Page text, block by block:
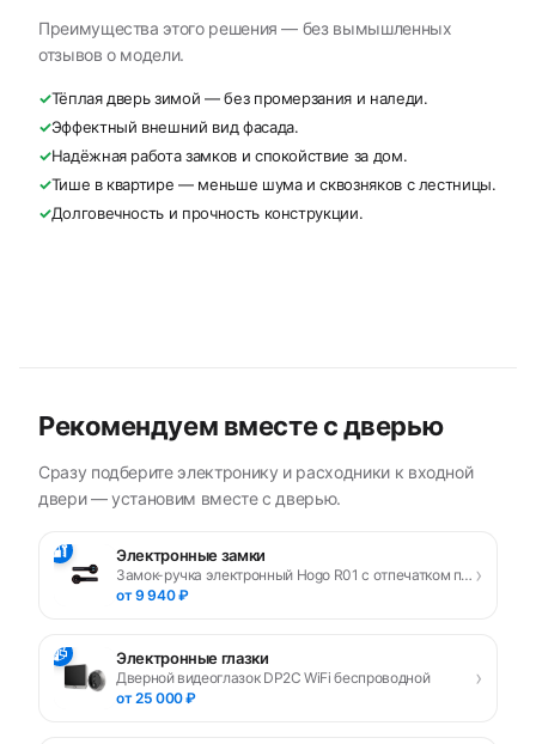
Преимущества этого решения — без вымышленных
отзывов о модели.
✓Тёплая дверь зимой — без промерзания и наледи.
✓Эффектный внешний вид фасада.
✓Надёжная работа замков и спокойствие за дом.
✓Тише в квартире — меньше шума и сквозняков с лестницы.
✓Долговечность и прочность конструкции.
Рекомендуем вместе с дверью
Сразу подберите электронику и расходники к входной
двери — установим вместе с дверью.
🔐 Электронные замки
Замок-ручка электронный Hogo R01 с отпечатком пальца, черный
от 9 940 ₽
›
📹 Электронные глазки
Дверной видеоглазок DP2C WiFi беспроводной
от 25 000 ₽
›